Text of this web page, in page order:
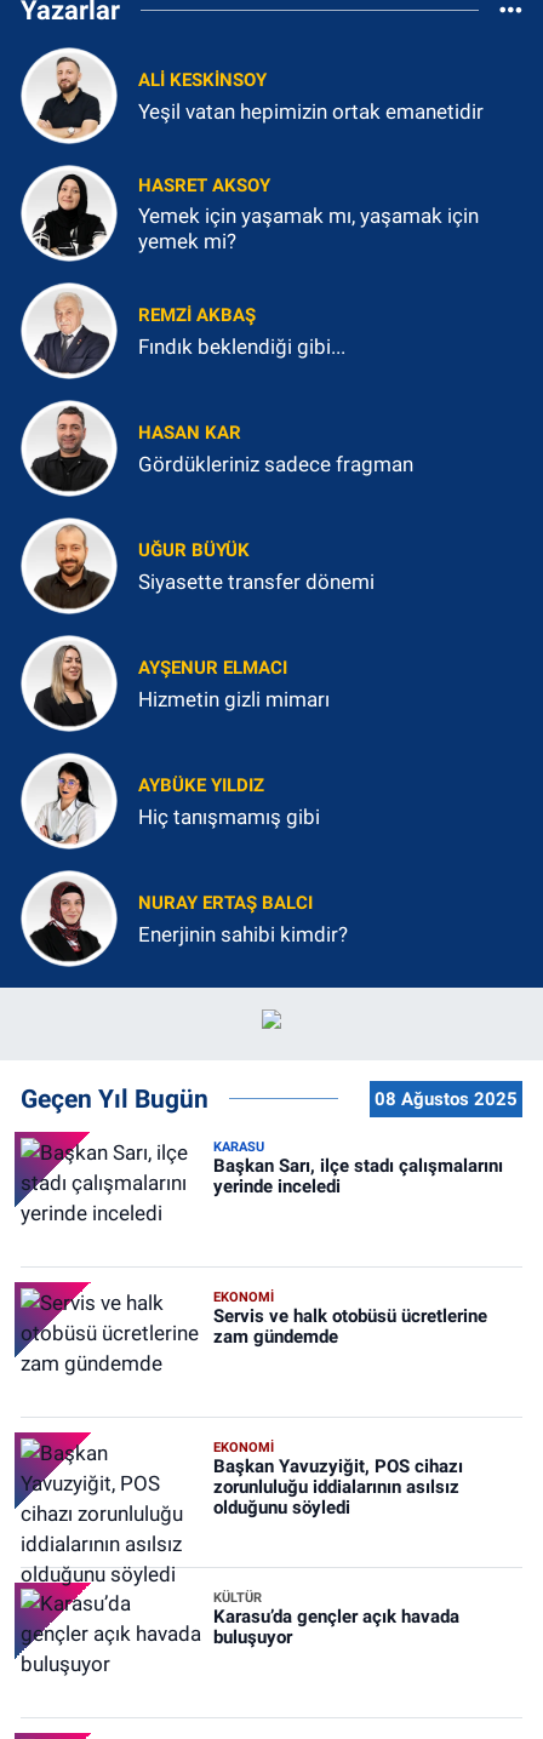
Yazarlar
ALI KESKINSOY
Yeşil vatan hepimizin ortak emanetidir
HASRET AKSOY
Yemek için yaşamak mı, yaşamak için
yemek mi?
REMZI AKBAŞ
Fındık beklendiği gibi...
HASAN KAR
Gördükleriniz sadece fragman
UĞUR BÜYÜK
Siyasette transfer dönemi
AYŞENUR ELMACI
Hizmetin gizli mimarı
AYBÜKE YILDIZ
Hiç tanışmamış gibi
NURAY ERTAŞ BALCI
Enerjinin sahibi kimdir?
Geçen Yıl Bugün 08 Ağustos 2025
KARASU
Başkan Sarı, ilçe stadı çalışmalarını
yerinde inceledi
EKONOMİ
Servis ve halk otobüsü ücretlerine
zam gündemde
EKONOMİ
Başkan Yavuzyiğit, POS cihazı
zorunluluğu iddialarının asılsız
olduğunu söyledi
KÜLTÜR
Karasu’da gençler açık havada
buluşuyor